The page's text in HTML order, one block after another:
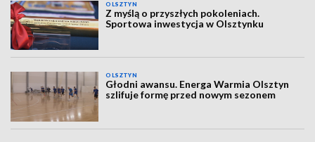
OLSZTYN
Z myślą o przyszłych pokoleniach.
Sportowa inwestycja w Olsztynku
OLSZTYN
Głodni awansu. Energa Warmia Olsztyn
szlifuje formę przed nowym sezonem